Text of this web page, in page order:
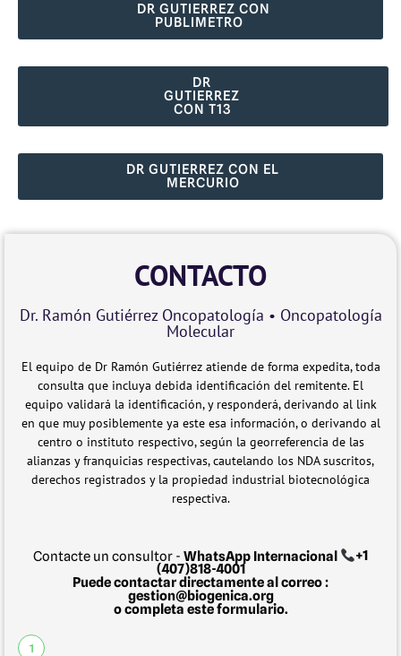
DR GUTIERREZ CON
PUBLIMETRO
DR
GUTIERREZ
CON T13
DR GUTIERREZ CON EL
MERCURIO
CONTACTO
Dr. Ramón Gutiérrez Oncopatología • Oncopatología
Molecular
El equipo de Dr Ramón Gutiérrez atiende de forma expedita, toda
consulta que incluya debida identificación del remitente. El
equipo validará la identificación, y responderá, derivando al link
en que muy posiblemente ya este esa información, o derivando al
centro o instituto respectivo, según la georreferencia de las
alianzas y franquicias respectivas, cautelando los NDA suscritos,
derechos registrados y la propiedad industrial biotecnológica
respectiva.
Contacte un consultor - WhatsApp Internacional
+1
(407)818-4001
Puede contactar directamente al correo :
gestion@biogenica.org
o completa este formulario.
1